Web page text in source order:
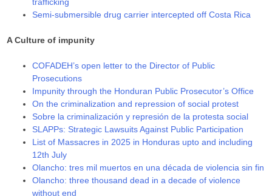
Semi-submersible drug carrier intercepted off Costa Rica
A Culture of impunity
COFADEH’s open letter to the Director of Public
Prosecutions
Impunity through the Honduran Public Prosecutor’s Office
On the criminalization and repression of social protest
Sobre la criminalización y represión de la protesta social
SLAPPs: Strategic Lawsuits Against Public Participation
List of Massacres in 2025 in Honduras upto and including
12th July
Olancho: tres mil muertos en una década de violencia sin fin
Olancho: three thousand dead in a decade of violence
without end